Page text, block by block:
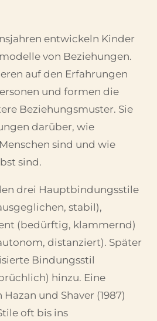
entwickeln Kinder
von Beziehungen.
auf den Erfahrungen
und formen die
Beziehungsmuster. Sie
darüber, wie
sind und wie
sind.
drei Hauptbindungsstile
stabil),
(bedürftig, klammernd)
distanziert). Später
Bindungsstil
hinzu. Eine
und Shaver (1987)
oft bis ins